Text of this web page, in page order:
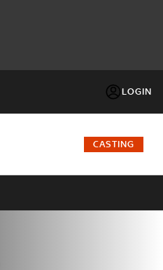
LOGIN
FACTOR
CASTING